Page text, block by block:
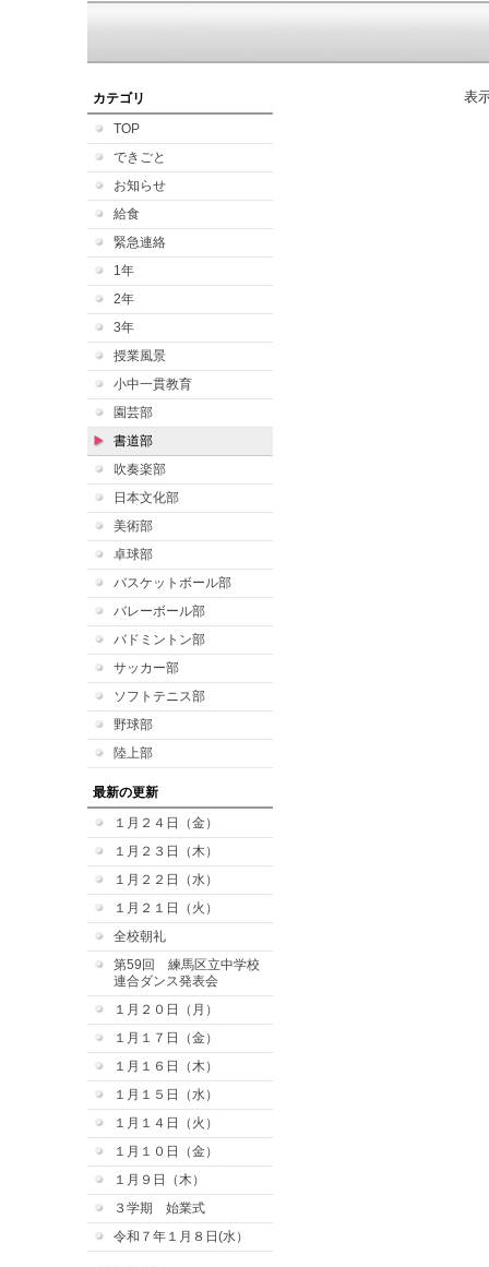
カテゴリ
TOP
できごと
お知らせ
給食
緊急連絡
1年
2年
3年
授業風景
小中一貫教育
園芸部
書道部
吹奏楽部
日本文化部
美術部
卓球部
バスケットボール部
バレーボール部
バドミントン部
サッカー部
ソフトテニス部
野球部
陸上部
最新の更新
１月２４日（金）
１月２３日（木）
１月２２日（水）
１月２１日（火）
全校朝礼
第59回 練馬区立中学校
連合ダンス発表会
１月２０日（月）
１月１７日（金）
１月１６日（木）
１月１５日（水）
１月１４日（火）
１月１０日（金）
１月９日（木）
３学期 始業式
令和７年１月８日(水）
表